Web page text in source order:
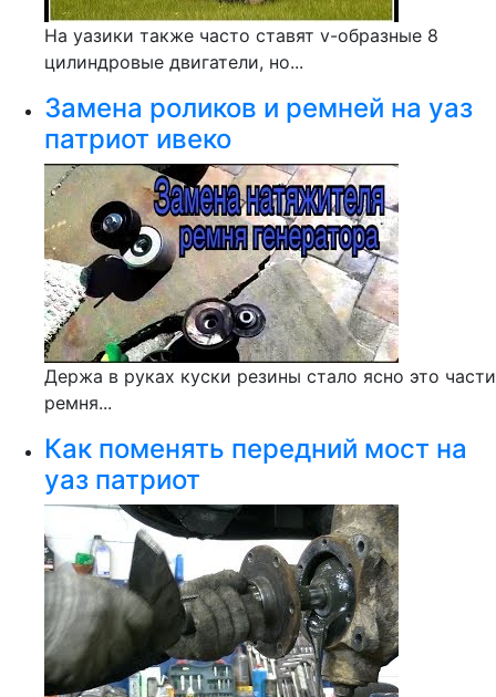
На уазики также часто ставят v-образные 8
цилиндровые двигатели, но...
Замена роликов и ремней на уаз
патриот ивеко
Держа в руках куски резины стало ясно это части
ремня...
Как поменять передний мост на
уаз патриот